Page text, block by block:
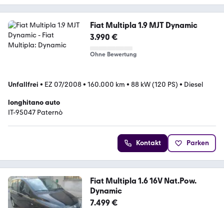
Fiat Multipla 1.9 MJT Dynamic
3.990 €
Ohne Bewertung
Unfallfrei • EZ 07/2008• 160.000 km • 88 kW (120 PS) • Diesel
longhitano auto
IT-95047 Paternò
Kontakt Parken
Fiat Multipla 1.6 16V Nat.Pow.
Dynamic
7.499 €